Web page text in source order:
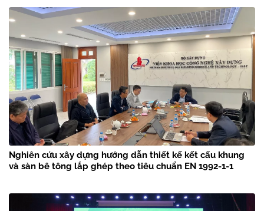
Nghiên cứu xây dựng hướng dẫn thiết kế kết cấu khung
và sàn bê tông lắp ghép theo tiêu chuẩn EN 1992-1-1